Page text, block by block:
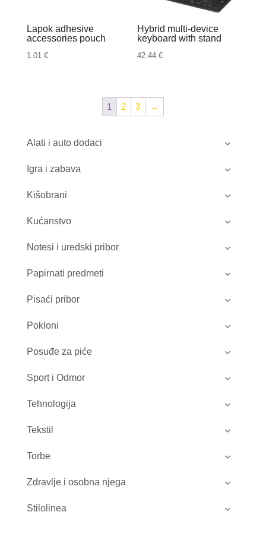
Alati i auto dodaci
Igra i zabava
Kišobrani
Kućanstvo
Notesi i uredski pribor
Papirnati predmeti
Pisaći pribor
Pokloni
Posuđe za piće
Sport i Odmor
Tehnologija
Tekstil
Torbe
Zdravlje i osobna njega
Stilolinea
Lapok adhesive
accessories pouch
1.01 €
Hybrid multi-device
keyboard with stand
42.44€
1 2 3 →